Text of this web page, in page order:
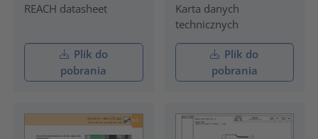
REACH datasheet
Plik do
pobrania
Karta danych
technicznych
Plik do
pobrania